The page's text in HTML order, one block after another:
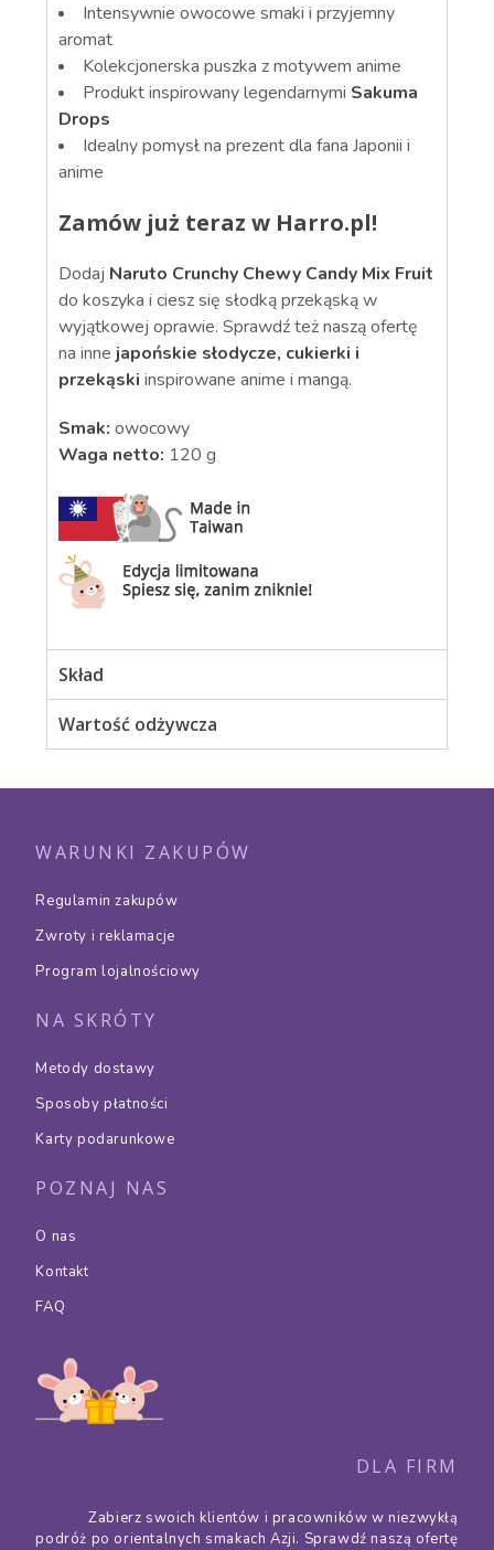
Intensywnie owocowe smaki i przyjemny
aromat
Kolekcjonerska puszka z motywem anime
Produkt inspirowany legendarnymi Sakuma
Drops
Idealny pomysł na prezent dla fana Japonii i
anime
Zamów już teraz w Harro.pl!
Dodaj Naruto Crunchy Chewy Candy Mix Fruit
do koszyka i ciesz się słodką przekąską w
wyjątkowej oprawie. Sprawdź też naszą ofertę
na inne japońskie słodycze, cukierki i
przekąski inspirowane anime i mangą.
Smak: owocowy
Waga netto: 120 g
Skład
Wartość odżywcza
WARUNKI ZAKUPÓW
Regulamin zakupów
Zwroty i reklamacje
Program lojalnościowy
NA SKRÓTY
Metody dostawy
Sposoby płatności
Karty podarunkowe
POZNAJ NAS
O nas
Kontakt
FAQ
DLA FIRM
Zabierz swoich klientów i pracowników w niezwykłą
podróż po orientalnych smakach Azji. Sprawdź naszą ofertę